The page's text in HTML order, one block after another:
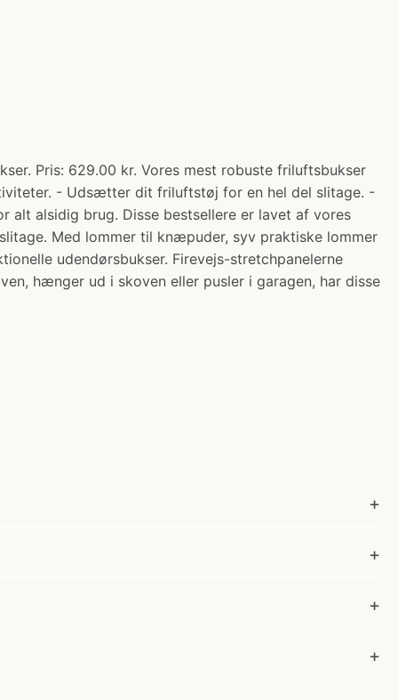
Pris: 629.00 kr. Vores mest robuste friluftsbukser
- Udsætter dit friluftstøj for en hel del slitage. -
alt alsidig brug. Disse bestsellere er lavet af vores
Med lommer til knæpuder, syv praktiske lommer
udendørsbukser. Firevejs-stretchpanelerne
hænger ud i skoven eller pusler i garagen, har disse